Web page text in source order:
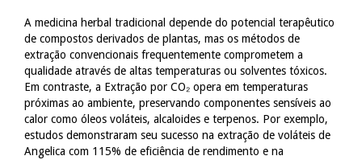
A medicina herbal tradicional depende do potencial terapêutico
de compostos derivados de plantas, mas os métodos de
extração convencionais frequentemente comprometem a
qualidade através de altas temperaturas ou solventes tóxicos.
Em contraste, a Extração por CO₂ opera em temperaturas
próximas ao ambiente, preservando componentes sensíveis ao
calor como óleos voláteis, alcaloides e terpenos. Por exemplo,
estudos demonstraram seu sucesso na extração de voláteis de
Angelica com 115% de eficiência de rendimento e na